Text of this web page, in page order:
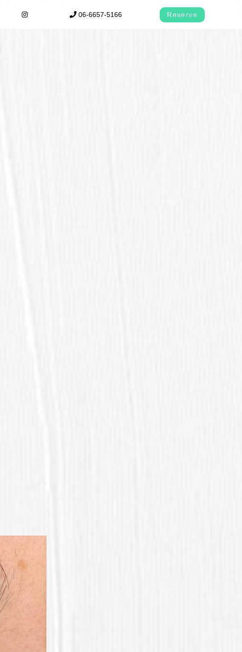
06-6657-5166 Reserve